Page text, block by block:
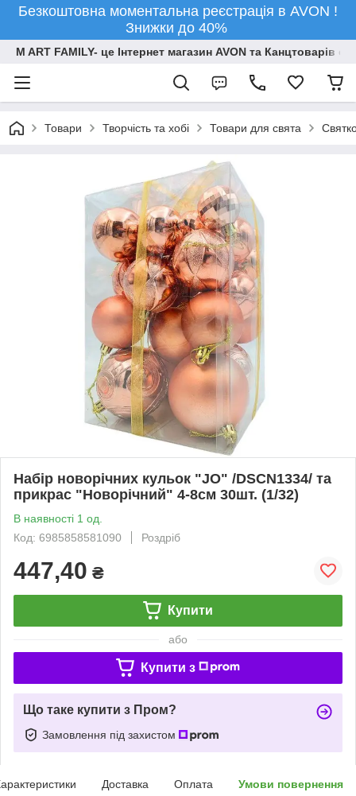
Безкоштовна моментальна реєстрація в AVON !
Знижки до 40%
M ART FAMILY- це Інтернет магазин AVON та Канцтоварів
Товари Творчiсть та хобi Товари для свята
Набір новорічних кульок "JO" /DSCN1334/ та
прикрас "Новорічний" 4-8см 30шт. (1/32)
В наявності 1 од.
Код: 6985858581090
Роздріб
447,40 ₴
Купити
або
Купити з
Що таке купити з Пром?
Замовлення під захистом
Доставка Оплата Умови повернення